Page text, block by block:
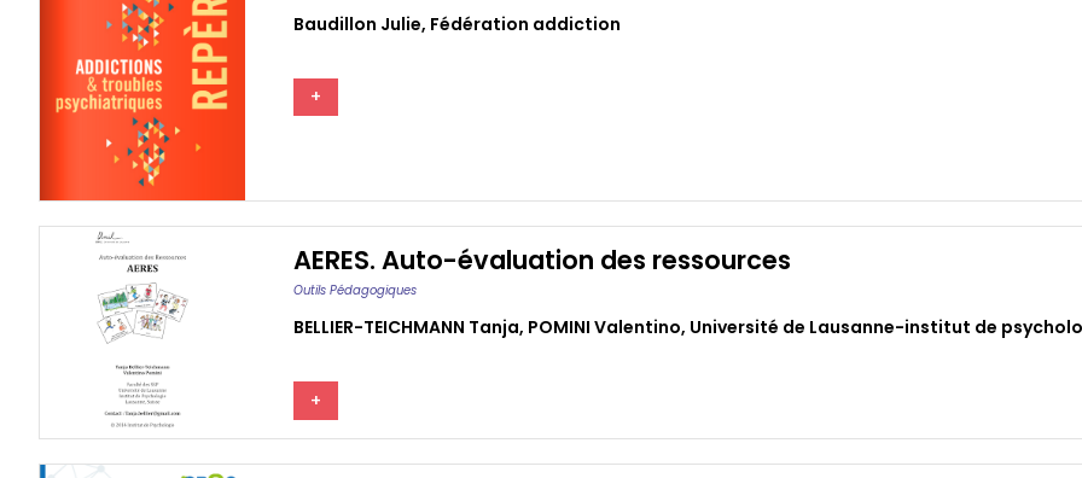
Baudillon Julie, Fédération addiction
+
AERES. Auto-évaluation des ressources
Outils Pédagogiques
BELLIER-TEICHMANN Tanja, POMINI Valentino, Université de Lausanne-institut de
+